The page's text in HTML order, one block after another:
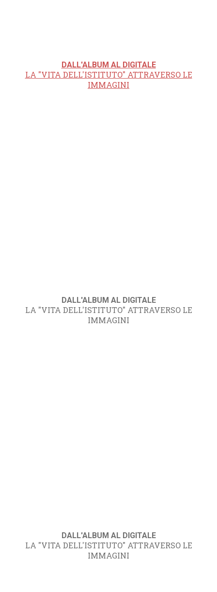
DALL'ALBUM AL DIGITALE
LA "VITA DELL'ISTITUTO" ATTRAVERSO LE
IMMAGINI
DALL'ALBUM AL DIGITALE
LA "VITA DELL'ISTITUTO" ATTRAVERSO LE
IMMAGINI
DALL'ALBUM AL DIGITALE
LA "VITA DELL'ISTITUTO" ATTRAVERSO LE
IMMAGINI